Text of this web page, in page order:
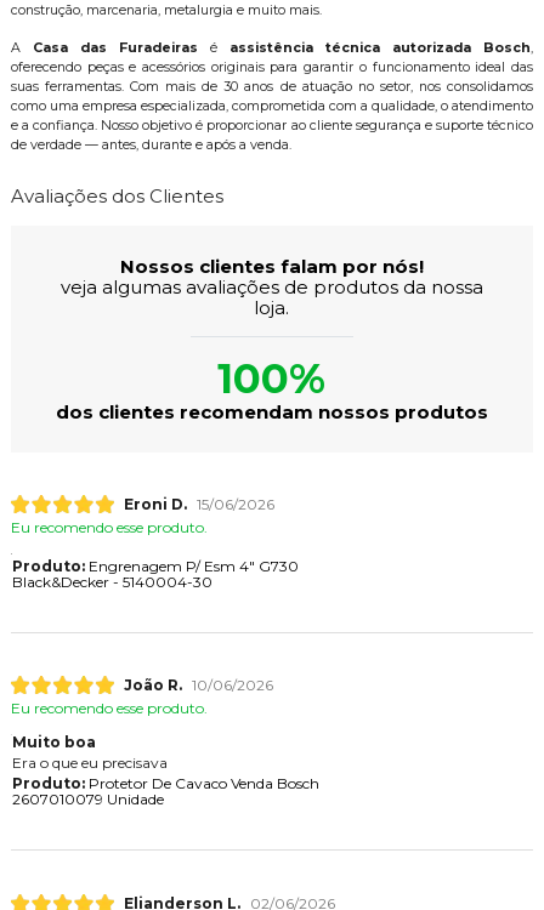
construção, marcenaria, metalurgia e muito mais.
A Casa das Furadeiras é assistência técnica autorizada Bosch
oferecendo peças e acessórios originais para garantir o funcionamento ideal das
suas ferramentas. Com mais de 30 anos de atuação no setor, nos consolidamos
como uma empresa especializada, comprometida com a qualidade, o atendimento
e a confiança. Nosso objetivo é proporcionar ao cliente segurança e suporte técnico
de verdade — antes, durante e após a venda.
Avaliações dos Clientes
Nossos clientes falam por nós!
veja algumas avaliações de produtos da nossa
loja.
100%
dos clientes recomendam nossos produtos
Eroni D. 15/06/2026
Eu recomendo esse produto.
Produto:Engrenagem P/ Esm 4" G730
Black&Decker - 5140004-30
João R. 10/06/2026
Eu recomendo esse produto.
Muito boa
Era o que eu precisava
Produto:Protetor De Cavaco Venda Bosch
2607010079 Unidade
Elianderson L. 02/06/2026